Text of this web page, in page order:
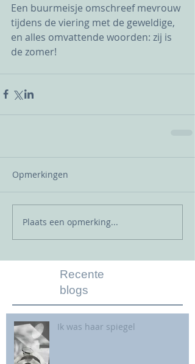
Een buurmeisje omschreef mevrouw
tijdens de viering met de geweldige,
en alles omvattende woorden: zij is
de zomer!
Opmerkingen
Plaats een opmerking...
Recente
blogs
Ik was haar spiegel